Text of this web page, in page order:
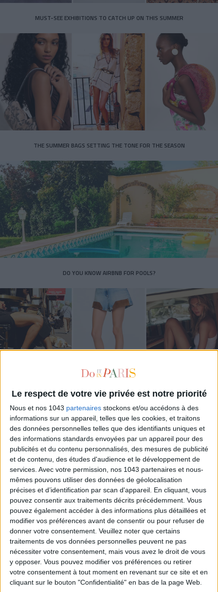
Le respect de votre vie privée est notre priorité
Nous et nos 1043 partenaires stockons et/ou accédons à des
informations sur un appareil, telles que les cookies, et traitons
des données personnelles telles que des identifiants uniques et
des informations standards envoyées par un appareil pour des
publicités et du contenu personnalisés, des mesures de publicité
et de contenu, des études d'audience et le développement de
services. Avec votre permission, nos 1043 partenaires et nous-
mêmes pouvons utiliser des données de géolocalisation
précises et d’identification par scan d'appareil. En cliquant, vous
pouvez consentir aux traitements décrits précédemment. Vous
pouvez également accéder à des informations plus détaillées et
modifier vos préférences avant de consentir ou pour refuser de
donner votre consentement. Veuillez noter que certains
traitements de vos données personnelles peuvent ne pas
nécessiter votre consentement, mais vous avez le droit de vous
y opposer. Vous pouvez modifier vos préférences ou retirer
votre consentement à tout moment en revenant sur ce site et en
cliquant sur le bouton "Confidentialité" en bas de la page Web.
MUST-SEE EXHIBITIONS TO CATCH UP ON THIS SUMMER
THE SUMMER BAGS SETTING THE TONE FOR THE SEASON
DO YOU KNOW AIRBNB FOR POOLS?
THE SUMMER’S HOTTEST SNEAKERS
Subscribe for our newsletter
SUBSCRIBE